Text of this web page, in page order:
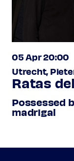
05 Apr 20:00
Utrecht,
Ratas
Possessed
madrigal